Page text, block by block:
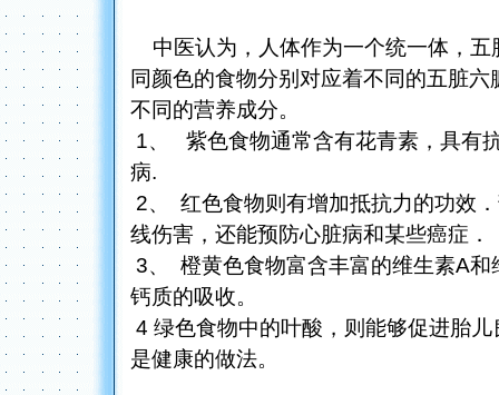
中医认为，人体作为一个统一体，五
同颜色的食物分别对应着不同的五脏
不同的营养成分。
1、 紫色食物通常含有花青素，具有
病.
2、 红色食物则有增加抵抗力的功效
线伤害，还能预防心脏病和某些癌症．
3、 橙黄色食物富含丰富的维生素A
钙质的吸收。
4 绿色食物中的叶酸，则能够促进胎
是健康的做法。